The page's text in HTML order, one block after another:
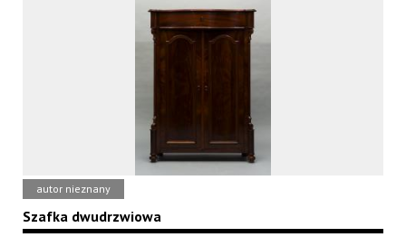
autor nieznany
Szafka dwudrzwiowa